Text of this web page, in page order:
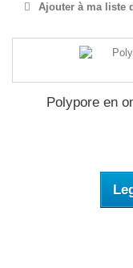
Ajouter à ma liste
Polypore en